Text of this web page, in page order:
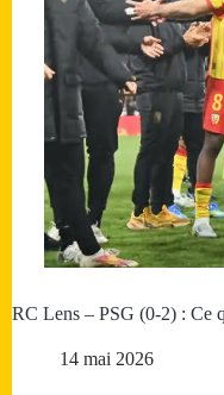
RC Lens – PSG (0-2) : Ce
14 mai 2026